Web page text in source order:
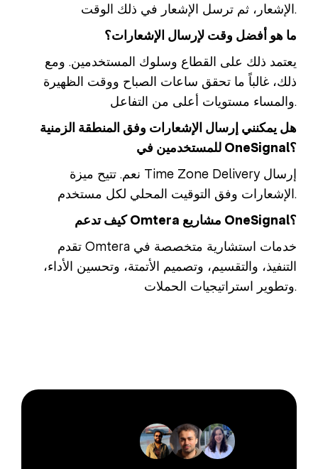
الإشعار، ثم ترسل الإشعار في ذلك الوقت.
ما هو أفضل وقت لإرسال الإشعارات؟
يعتمد ذلك على القطاع وسلوك المستخدمين. ومع
ذلك، غالباً ما تحقق ساعات الصباح ووقت الظهيرة
والمساء مستويات أعلى من التفاعل.
هل يمكنني إرسال الإشعارات وفق المنطقة الزمنية
للمستخدمين في OneSignal؟
نعم. تتيح ميزة Time Zone Delivery إرسال
الإشعارات وفق التوقيت المحلي لكل مستخدم.
كيف تدعم Omtera مشاريع OneSignal؟
تقدم Omtera خدمات استشارية متخصصة في
التنفيذ، والتقسيم، وتصميم الأتمتة، وتحسين الأداء،
وتطوير استراتيجيات الحملات.